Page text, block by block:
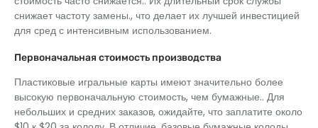
снижает частоту замены., что делает их лучшей инвестицией
для сред с интенсивным использованием.
Первоначальная стоимость производства
Пластиковые игральные карты имеют значительно более
высокую первоначальную стоимость, чем бумажные.. Для
небольших и средних заказов, ожидайте, что заплатите около